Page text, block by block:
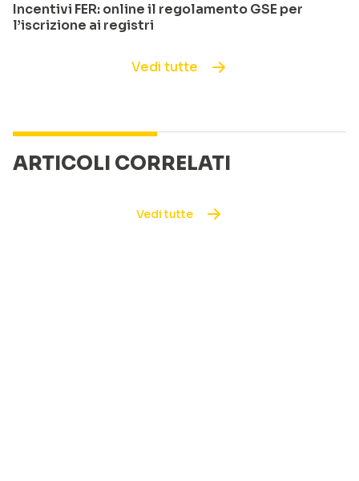
Incentivi FER: online il regolamento GSE per
l’iscrizione ai registri
Vedi tutte
ARTICOLI CORRELATI
Vedi tutte